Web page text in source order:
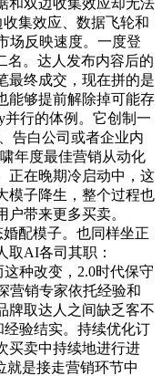
集效应、数据飞轮和
场反映速度。一度登
名。达人发布内容后的
最终成交，现在拼的是
能够提前解除掉可能存
并行的体例。它创制一
告白公司或者企业内
年度最佳营销从动化
正在晚期冷启动中，这
模子降生，整个过程也
带来更多买卖。
婚配模子。也同样坐正
取AI各司其职：
种改变，2.0时代保守
营销专家依托经验和
牌取达人之间缺乏客不
验结实。持续优化订
买卖中持续地进行进
就是接走营销环节中